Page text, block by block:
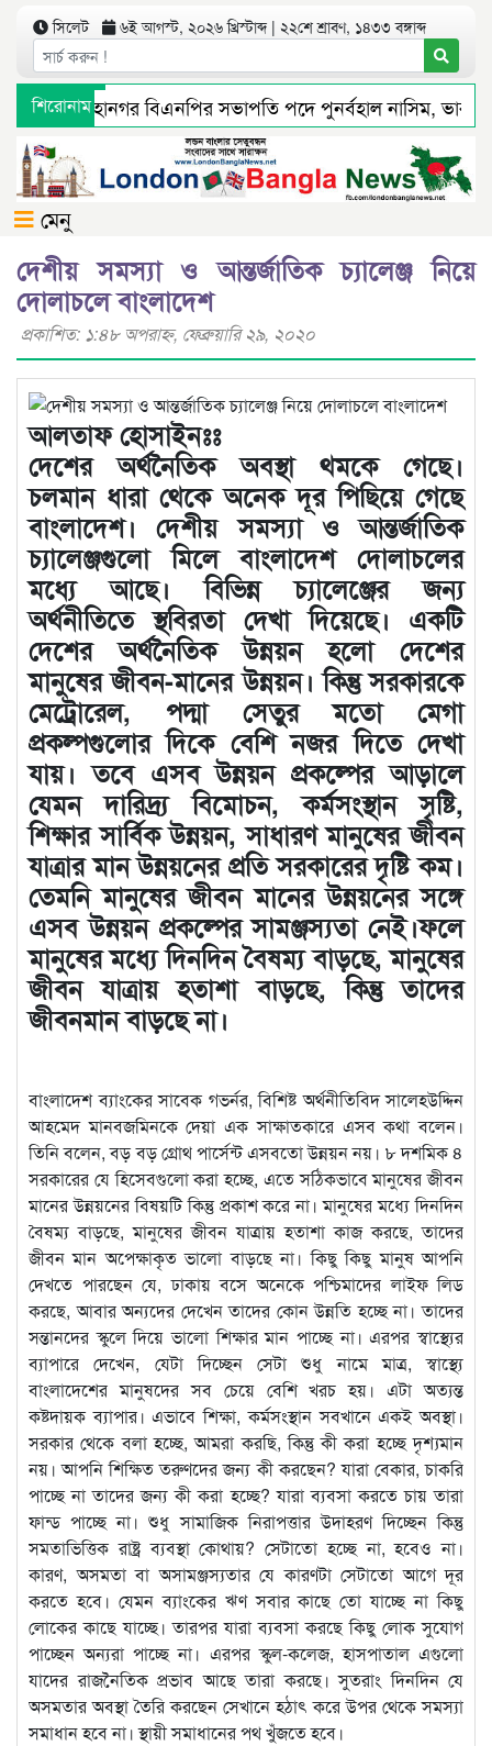
সিলেট ৬ই আগস্ট, ২০২৬ খ্রিস্টাব্দ | ২২শে শ্রাবণ, ১৪৩৩ বঙ্গাব্দ
শিরোনাম
মহানগর বিএনপির সভাপতি পদে পুনর্বহাল নাসিম, ভারমুক্ত
সংবাদ প্রকাশের পর সিলেট টিটিসির প্রতারক ড্রাইভার
মেনু
দেশীয় সমস্যা ও আন্তর্জাতিক চ্যালেঞ্জ নিয়ে
দোলাচলে বাংলাদেশ
প্রকাশিত: ১:৪৮ অপরাহ্ণ, ফেব্রুয়ারি ২৯, ২০২০
আলতাফ হোসাইনঃঃ
দেশের অর্থনৈতিক অবস্থা থমকে গেছে।
চলমান ধারা থেকে অনেক দূর পিছিয়ে গেছে
বাংলাদেশ। দেশীয় সমস্যা ও আন্তর্জাতিক
চ্যালেঞ্জগুলো মিলে বাংলাদেশ দোলাচলের
মধ্যে আছে। বিভিন্ন চ্যালেঞ্জের জন্য
অর্থনীতিতে স্থবিরতা দেখা দিয়েছে। একটি
দেশের অর্থনৈতিক উন্নয়ন হলো দেশের
মানুষের জীবন-মানের উন্নয়ন। কিন্তু সরকারকে
মেট্রোরেল, পদ্মা সেতুর মতো মেগা
প্রকল্পগুলোর দিকে বেশি নজর দিতে দেখা
যায়। তবে এসব উন্নয়ন প্রকল্পের আড়ালে
যেমন দারিদ্র্য বিমোচন, কর্মসংস্থান সৃষ্টি,
শিক্ষার সার্বিক উন্নয়ন, সাধারণ মানুষের জীবন
যাত্রার মান উন্নয়নের প্রতি সরকারের দৃষ্টি কম।
তেমনি মানুষের জীবন মানের উন্নয়নের সঙ্গে
এসব উন্নয়ন প্রকল্পের সামঞ্জস্যতা নেই।ফলে
মানুষের মধ্যে দিনদিন বৈষম্য বাড়ছে, মানুষের
জীবন যাত্রায় হতাশা বাড়ছে, কিন্তু তাদের
জীবনমান বাড়ছে না।
বাংলাদেশ ব্যাংকের সাবেক গভর্নর, বিশিষ্ট অর্থনীতিবিদ সালেহউদ্দিন
আহমেদ মানবজমিনকে দেয়া এক সাক্ষাতকারে এসব কথা বলেন।
তিনি বলেন, বড় বড় গ্রোথ পার্সেন্ট এসবতো উন্নয়ন নয়। ৮ দশমিক ৪
সরকারের যে হিসেবগুলো করা হচ্ছে, এতে সঠিকভাবে মানুষের জীবন
মানের উন্নয়নের বিষয়টি কিন্তু প্রকাশ করে না। মানুষের মধ্যে দিনদিন
বৈষম্য বাড়ছে, মানুষের জীবন যাত্রায় হতাশা কাজ করছে, তাদের
জীবন মান অপেক্ষাকৃত ভালো বাড়ছে না। কিছু কিছু মানুষ আপনি
দেখতে পারছেন যে, ঢাকায় বসে অনেকে পশ্চিমাদের লাইফ লিড
করছে, আবার অন্যদের দেখেন তাদের কোন উন্নতি হচ্ছে না। তাদের
সন্তানদের স্কুলে দিয়ে ভালো শিক্ষার মান পাচ্ছে না। এরপর স্বাস্থ্যের
ব্যাপারে দেখেন, যেটা দিচ্ছেন সেটা শুধু নামে মাত্র, স্বাস্থ্যে
বাংলাদেশের মানুষদের সব চেয়ে বেশি খরচ হয়। এটা অত্যন্ত
কষ্টদায়ক ব্যাপার। এভাবে শিক্ষা, কর্মসংস্থান সবখানে একই অবস্থা।
সরকার থেকে বলা হচ্ছে, আমরা করছি, কিন্তু কী করা হচ্ছে দৃশ্যমান
নয়। আপনি শিক্ষিত তরুণদের জন্য কী করছেন? যারা বেকার, চাকরি
পাচ্ছে না তাদের জন্য কী করা হচ্ছে? যারা ব্যবসা করতে চায় তারা
ফান্ড পাচ্ছে না। শুধু সামাজিক নিরাপত্তার উদাহরণ দিচ্ছেন কিন্তু
সমতাভিত্তিক রাষ্ট্র ব্যবস্থা কোথায়? সেটাতো হচ্ছে না, হবেও না।
কারণ, অসমতা বা অসামঞ্জস্যতার যে কারণটা সেটাতো আগে দূর
করতে হবে। যেমন ব্যাংকের ঋণ সবার কাছে তো যাচ্ছে না কিছু
লোকের কাছে যাচ্ছে। তারপর যারা ব্যবসা করছে কিছু লোক সুযোগ
পাচ্ছেন অন্যরা পাচ্ছে না। এরপর স্কুল-কলেজ, হাসপাতাল এগুলো
যাদের রাজনৈতিক প্রভাব আছে তারা করছে। সুতরাং দিনদিন যে
অসমতার অবস্থা তৈরি করছেন সেখানে হঠাৎ করে উপর থেকে সমস্যা
সমাধান হবে না। স্থায়ী সমাধানের পথ খুঁজতে হবে।